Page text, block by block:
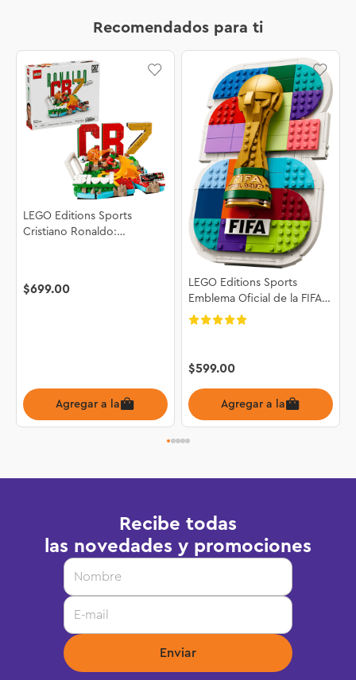
Recomendados para ti
LEGO Editions Sports
Cristiano Ronaldo:
$699.00
Agregar a la bolsa
LEGO Editions Sports
Emblema Oficial de la FIFA
World Cup 2026™ 43032
$599.00
Agregar a la bolsa
Recibe todas
las novedades y promociones
Enviar